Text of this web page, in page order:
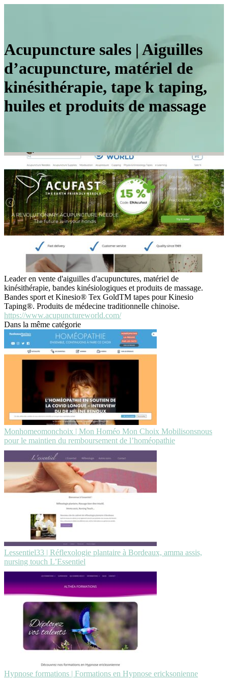
Acupuncture sales | Aiguilles
d’acupuncture, matériel de
kinésithéra­pie, tape k taping,
huiles et produits de massage
Leader en vente d'aiguilles d'acupunctures, matériel de
kinésithérapie, bandes kinésiologiques et produits de massage.
Bandes sport et Kinesio® Tex GoldTM tapes pour Kinesio
Taping®. Produits de médecine traditionnelle chinoise.
https://www.acupunctureworld.com/
Dans la même catégorie
Mon­homeo­monchoix | Mon Homéo Mon Choix Mobilisonsnous
pour le maintien du rem­bour­se­ment de l’homéopathie
Lessentiel33 | Réflexolo­gie plantaire à Bordeaux, amma assis,
nursing touch L’Essentiel
Hypnose formations | Formations en Hypnose erickso­nien­ne